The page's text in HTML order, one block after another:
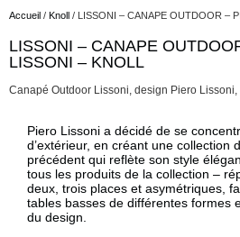
Accueil / Knoll / LISSONI – CANAPE OUTDOOR –
LISSONI – CANAPE
LISSONI – KNOLL
Canapé Outdoor Lissoni, design Piero Lissoni,
Description
Description
Piero Lissoni a décidé de se
d’extérieur, en créant une collection
précédent qui reflète son style
tous les produits de la collection –
deux, trois places et asymétriques,
tables basses de différentes formes
du design.